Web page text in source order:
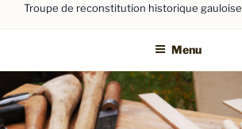
Troupe de reconstitution historique gauloise
Menu